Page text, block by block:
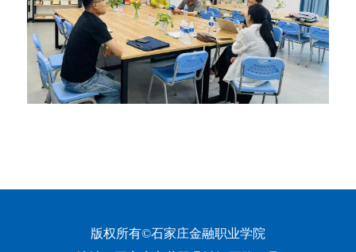
版权所有©石家庄金融职业学院